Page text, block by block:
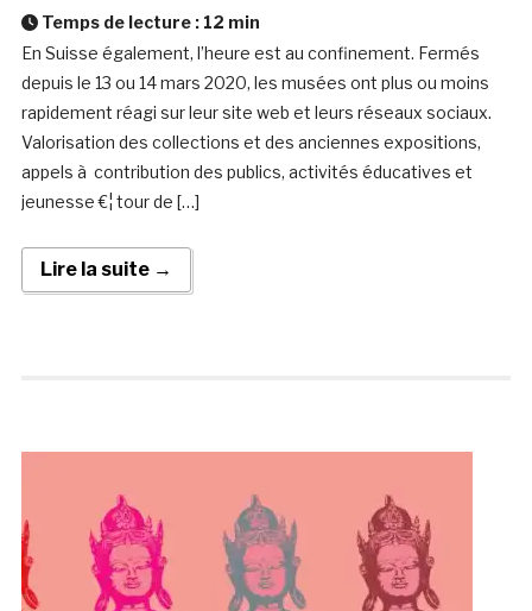
Temps de lecture : 12 min
En Suisse également, l’heure est au confinement. Fermés
depuis le 13 ou 14 mars 2020, les musées ont plus ou moins
rapidement réagi sur leur site web et leurs réseaux sociaux.
Valorisation des collections et des anciennes expositions,
appels à contribution des publics, activités éducatives et
jeunesse €¦ tour de […]
Lire la suite →